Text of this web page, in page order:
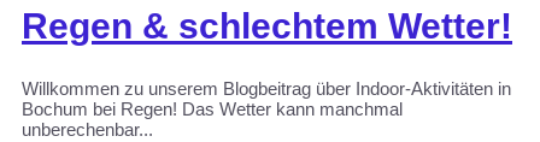
Regen & schlechtem Wetter!
Willkommen zu unserem Blogbeitrag über Indoor-Aktivitäten in
Bochum bei Regen! Das Wetter kann manchmal
unberechenbar...